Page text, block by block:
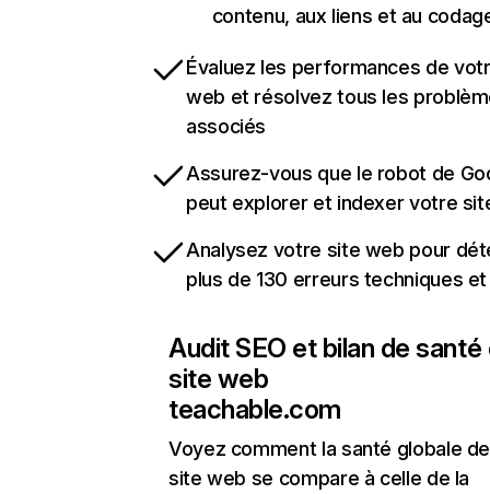
contenu, aux liens et au
Évaluez les performances de
web et résolvez tous les
associés
Assurez-vous que le robot de
peut explorer et indexer votre
Analysez votre site web pour
plus de 130 erreurs techniques et
Audit SEO et bilan de santé
site web
teachable.com
Voyez comment la santé globale
site web se compare à celle de la